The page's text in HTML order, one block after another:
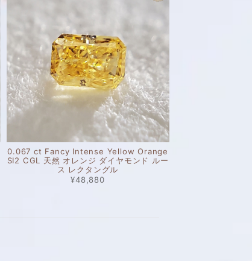
0.067 ct Fancy Intense Yellow Orange
SI2 CGL 天然 オレンジ ダイヤモンド ルー
ス レクタングル
¥48,880